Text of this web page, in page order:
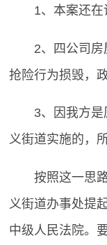
1、本案还
2、四公司
抢险行为损毁，
3、因我方
义街道实施的，
按照这一思
义街道办事处提
中级人民法院。